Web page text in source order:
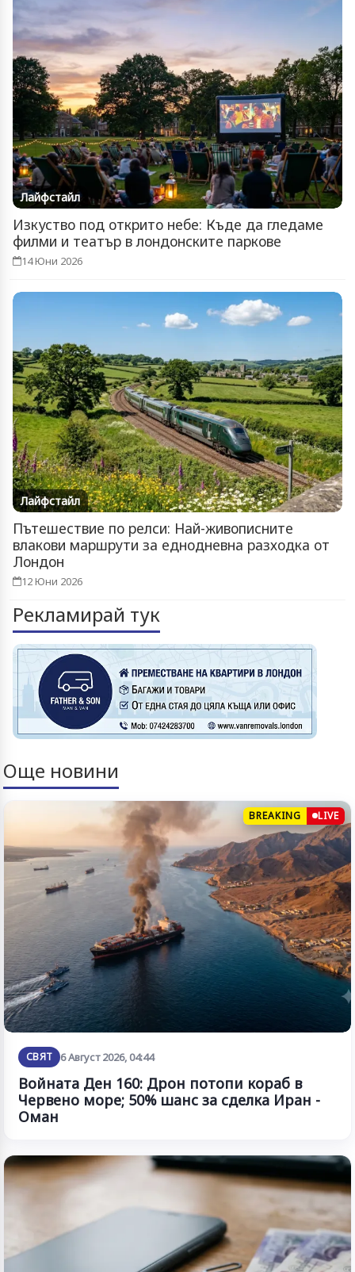
Лайфстайл
Изкуство под открито небе: Къде да гледаме
филми и театър в лондонските паркове
14 Юни 2026
Лайфстайл
Пътешествие по релси: Най-живописните
влакови маршрути за еднодневна разходка от
Лондон
12 Юни 2026
Рекламирай тук
Още новини
BREAKING LIVE
СВЯТ 6 Август 2026, 04:44
Войната Ден 160: Дрон потопи кораб в
Червено море; 50% шанс за сделка Иран -
Оман